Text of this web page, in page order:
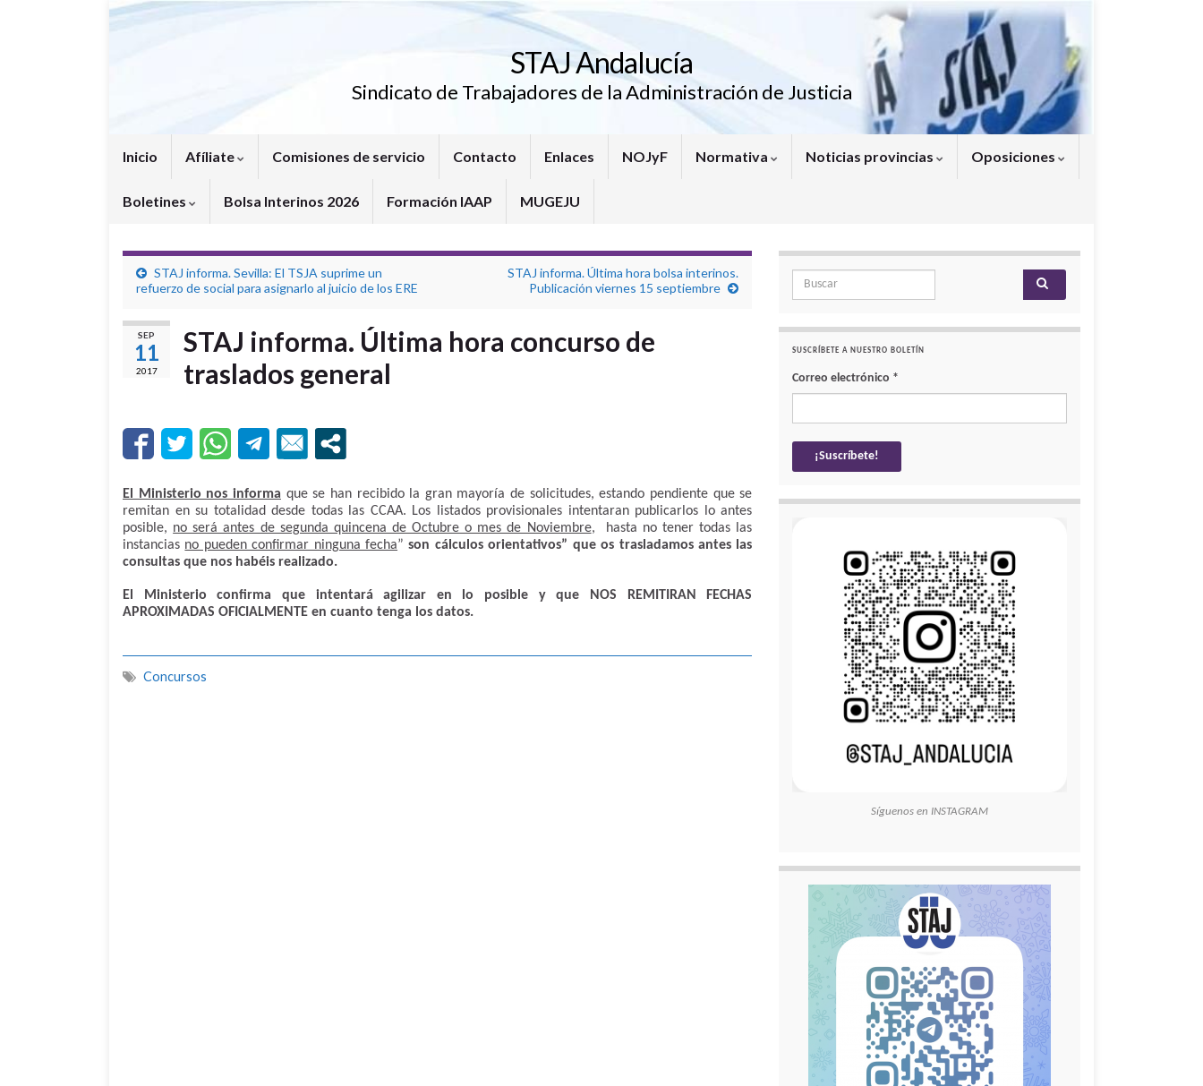
STAJ Andalucía
Sindicato de Trabajadores de la Administración de Justicia
Inicio Afíliate Comisiones de servicio Contacto Enlaces NOJyF Normativa Noticias provincias Oposiciones
Boletines Bolsa Interinos 2026 Formación IAAP MUGEJU
STAJ informa. Sevilla: El TSJA suprime un
refuerzo de social para asignarlo al juicio de los ERE
STAJ informa. Última hora bolsa interinos.
Publicación viernes 15 septiembre
SEP
11
2017
STAJ informa. Última hora concurso de
traslados general
El Ministerio nos informa que se han recibido la gran mayoría de solicitudes, estando pendiente que se
remitan en su totalidad desde todas las CCAA. Los listados provisionales intentaran publicarlos lo antes
posible, no será antes de segunda quincena de Octubre o mes de Noviembre, hasta no tener todas las
instancias no pueden confirmar ninguna fecha”son cálculos orientativos” que os trasladamos antes las
consultas que nos habéis realizado.
El Ministerio confirma que intentará agilizar en lo posible y que NOS REMITIRAN FECHAS
APROXIMADAS OFICIALMENTE en cuanto tenga los datos.
Concursos
Search for:
SUSCRÍBETE A NUESTRO BOLETÍN
Correo electrónico *
Síguenos en INSTAGRAM